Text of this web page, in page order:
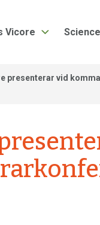
Vicore Science
presenterar vid